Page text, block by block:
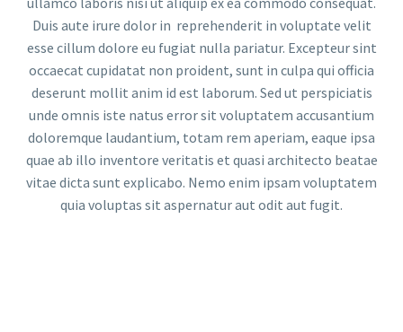
Duis aute irure dolor in reprehenderit in voluptate velit
esse cillum dolore eu fugiat nulla pariatur. Excepteur sint
occaecat cupidatat non proident, sunt in culpa qui officia
deserunt mollit anim id est laborum. Sed ut perspiciatis
unde omnis iste natus error sit voluptatem accusantium
doloremque laudantium, totam rem aperiam, eaque ipsa
quae ab illo inventore veritatis et quasi architecto beatae
vitae dicta sunt explicabo. Nemo enim ipsam voluptatem
quia voluptas sit aspernatur aut odit aut fugit.